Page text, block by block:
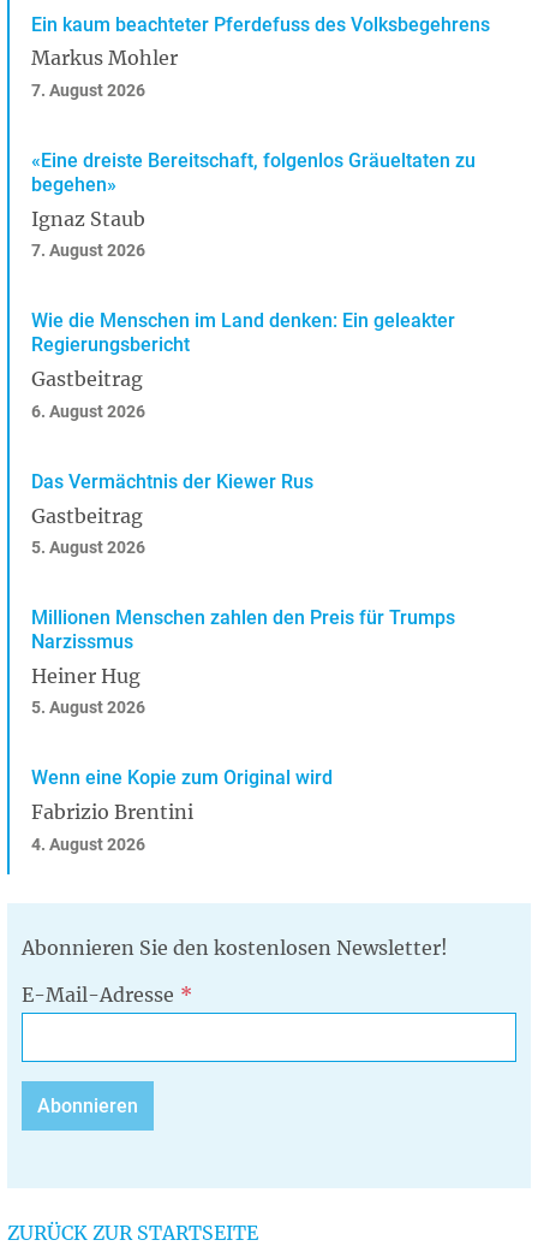
Ein kaum beachteter Pferdefuss des Volksbegehrens
Markus Mohler
7. August 2026
«Eine dreiste Bereitschaft, folgenlos Gräueltaten zu
begehen»
Ignaz Staub
7. August 2026
Wie die Menschen im Land denken: Ein geleakter
Regierungsbericht
Gastbeitrag
6. August 2026
Das Vermächtnis der Kiewer Rus
Gastbeitrag
5. August 2026
Millionen Menschen zahlen den Preis für Trumps
Narzissmus
Heiner Hug
5. August 2026
Wenn eine Kopie zum Original wird
Fabrizio Brentini
4. August 2026
Abonnieren Sie den kostenlosen Newsletter!
E-Mail-Adresse
ZURÜCK ZUR STARTSEITE